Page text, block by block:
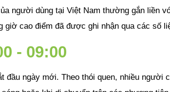
người dùng tại Việt Nam thường gắn liền
giờ cao điểm đã được ghi nhận qua các số
- 09:00
đầu ngày mới. Theo thói quen, nhiều người